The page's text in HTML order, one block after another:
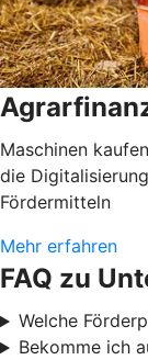
Maschinen
die
Fördermitteln
Mehr erfahren
FAQ zu
Welche
Bekomme ich